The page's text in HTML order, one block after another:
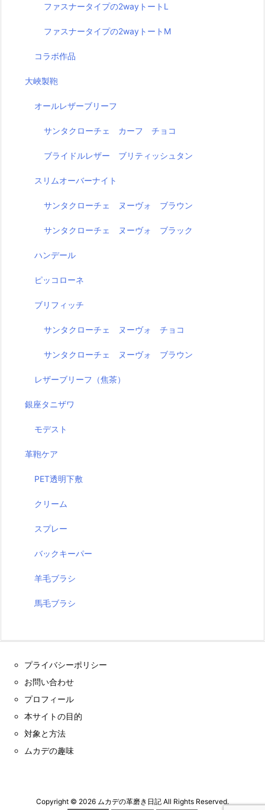
ファスナータイプの2wayトートL
ファスナータイプの2wayトートM
コラボ作品
大峽製鞄
オールレザーブリーフ
サンタクローチェ カーフ チョコ
ブライドルレザー ブリティッシュタン
スリムオーバーナイト
サンタクローチェ ヌーヴォ ブラウン
サンタクローチェ ヌーヴォ ブラック
ハンデール
ピッコローネ
ブリフィッチ
サンタクローチェ ヌーヴォ チョコ
サンタクローチェ ヌーヴォ ブラウン
レザーブリーフ（焦茶）
銀座タニザワ
モデスト
革鞄ケア
PET透明下敷
クリーム
スプレー
バックキーパー
羊毛ブラシ
馬毛ブラシ
プライバシーポリシー
お問い合わせ
プロフィール
本サイトの目的
対象と方法
ムカデの趣味
Copyright © 2026 ムカデの革磨き日記 All Rights Reserved.